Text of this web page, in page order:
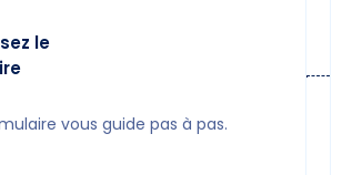
le
vous guide pas à pas.